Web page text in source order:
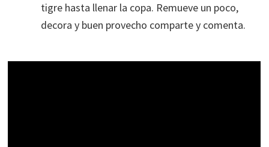
tigre hasta llenar la copa. Remueve un poco,
decora y buen provecho comparte y comenta.